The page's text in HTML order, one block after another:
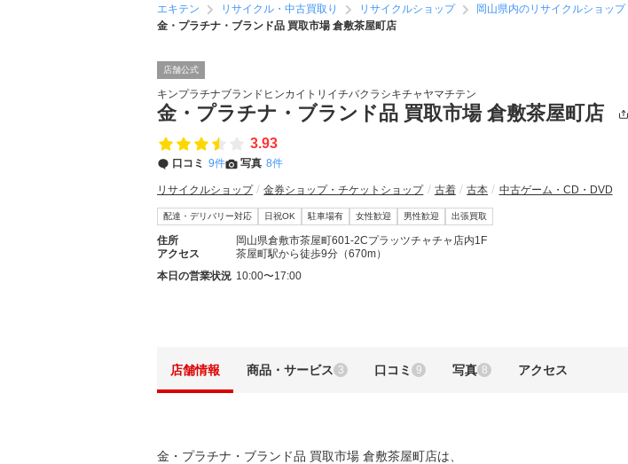
エキテン リサイクル・中古買取り リサイクルショップ 岡山県内のリサイクルショップ
金・プラチナ・ブランド品 買取市場 倉敷茶屋町店
店舗公式
キンプラチナブランドヒンカイトリイチバクラシキチャヤマチテン
金・プラチナ・ブランド品 買取市場 倉敷茶屋町店
3.93
口コミ 9件 写真 8件
リサイクルショップ 金券ショップ・チケットショップ 古着 古本 中古ゲーム・CD・DVD
配達・デリバリー対応 日祝OK 駐車場有 女性歓迎 男性歓迎 出張買取
住所
岡山県倉敷市茶屋町601-2Cプラッツチャチャ店内1F
アクセス
茶屋町駅から徒歩9分（670m）
本日の営業状況 10:00〜17:00
店舗情報 商品・サービス 3 口コミ 9 写真 8 アクセス
金・プラチナ・ブランド品 買取市場 倉敷茶屋町店は、